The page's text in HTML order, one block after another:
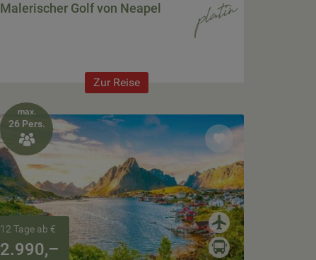
Malerischer Golf von Neapel
Zur Reise
max.
26 Pers.

12 Tage ab €
2.990,–